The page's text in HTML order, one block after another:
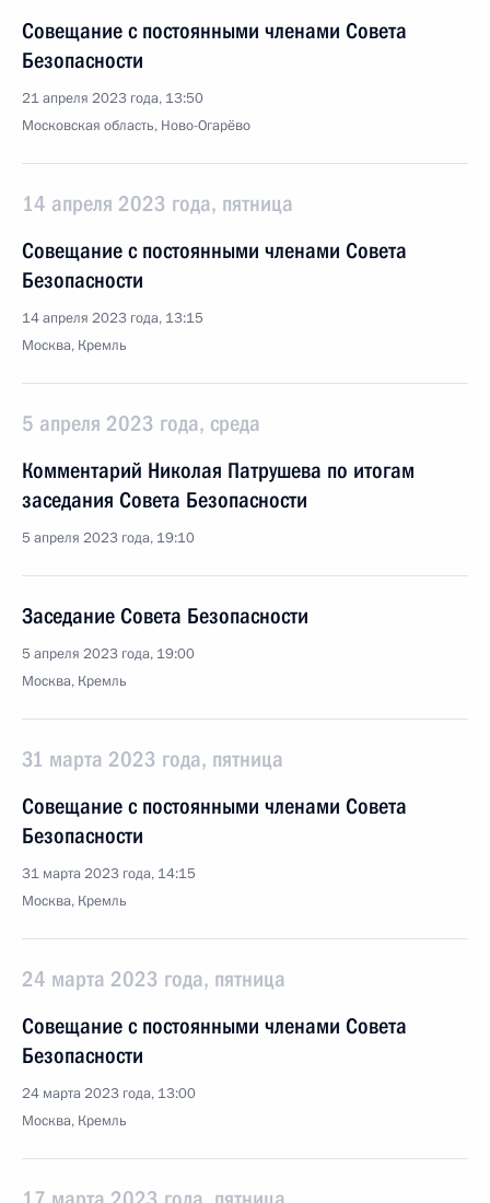
Совещание с постоянными членами Совета
Безопасности
21 апреля 2023 года, 13:50
Московская область, Ново-Огарёво
14 апреля 2023 года, пятница
Совещание с постоянными членами Совета
Безопасности
14 апреля 2023 года, 13:15
Москва, Кремль
5 апреля 2023 года, среда
Комментарий Николая Патрушева по итогам
заседания Совета Безопасности
5 апреля 2023 года, 19:10
Заседание Совета Безопасности
5 апреля 2023 года, 19:00
Москва, Кремль
31 марта 2023 года, пятница
Совещание с постоянными членами Совета
Безопасности
31 марта 2023 года, 14:15
Москва, Кремль
24 марта 2023 года, пятница
Совещание с постоянными членами Совета
Безопасности
24 марта 2023 года, 13:00
Москва, Кремль